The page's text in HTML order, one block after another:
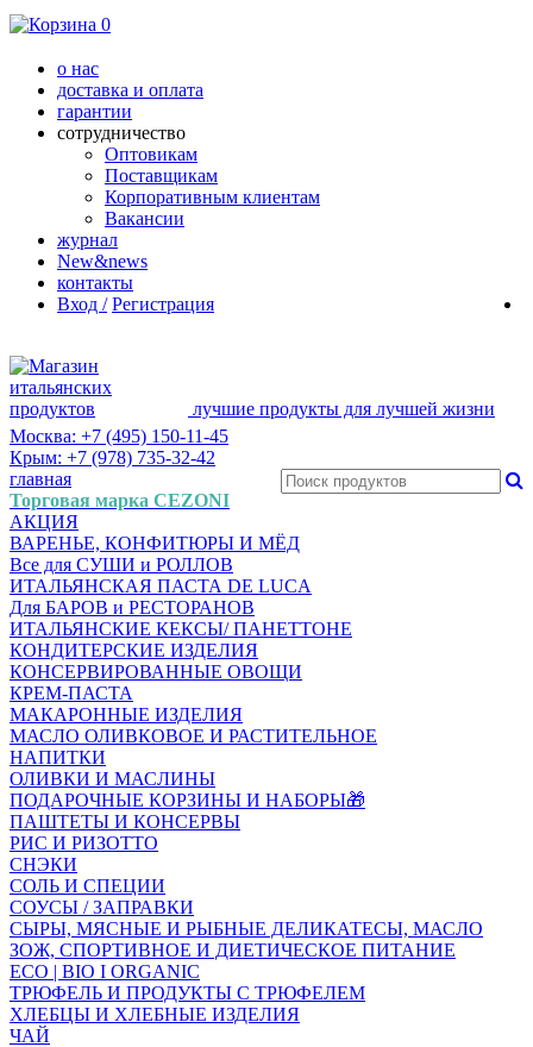
0
о нас
доставка и оплата
гарантии
сотрудничество
Оптовикам
Поставщикам
Корпоративным клиентам
Вакансии
журнал
New&news
контакты
Вход / Регистрация
лучшие продукты для лучшей жизни
Москва: +7 (495) 150-11-45
Крым: +7 (978) 735-32-42
главная
Торговая марка CEZONI
АКЦИЯ
ВАРЕНЬЕ, КОНФИТЮРЫ И МЁД
Все для СУШИ и РОЛЛОВ
ИТАЛЬЯНСКАЯ ПАСТА DE LUCA
Для БАРОВ и РЕСТОРАНОВ
ИТАЛЬЯНСКИЕ КЕКСЫ/ ПАНЕТТОНЕ
КОНДИТЕРСКИЕ ИЗДЕЛИЯ
КОНСЕРВИРОВАННЫЕ ОВОЩИ
КРЕМ-ПАСТА
МАКАРОННЫЕ ИЗДЕЛИЯ
МАСЛО ОЛИВКОВОЕ И РАСТИТЕЛЬНОЕ
НАПИТКИ
ОЛИВКИ И МАСЛИНЫ
ПОДАРОЧНЫЕ КОРЗИНЫ И НАБОРЫ🎁
ПАШТЕТЫ И КОНСЕРВЫ
РИС И РИЗОТТО
СНЭКИ
СОЛЬ И СПЕЦИИ
СОУСЫ / ЗАПРАВКИ
СЫРЫ, МЯСНЫЕ И РЫБНЫЕ ДЕЛИКАТЕСЫ, МАСЛО
ЗОЖ, СПОРТИВНОЕ И ДИЕТИЧЕСКОЕ ПИТАНИЕ
ECO | BIO I ORGANIC
ТРЮФЕЛЬ И ПРОДУКТЫ С ТРЮФЕЛЕМ
ХЛЕБЦЫ И ХЛЕБНЫЕ ИЗДЕЛИЯ
ЧАЙ